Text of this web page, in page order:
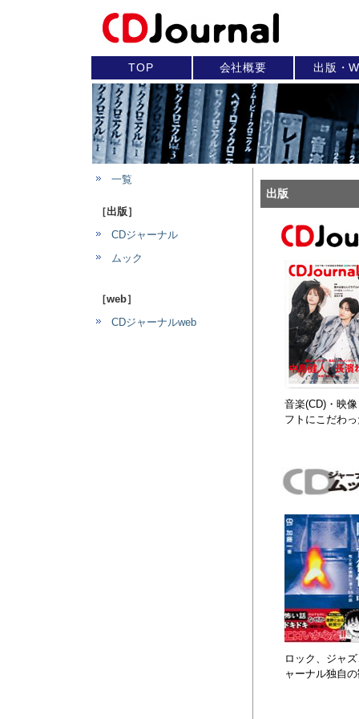
TOP 会社概要 出版・
一覧
［出版］
CDジャーナル
ムック
［web］
CDジャーナルweb
出版
音楽(CD)・映
フトにこだわ
ロック、ジャ
ャーナル独自